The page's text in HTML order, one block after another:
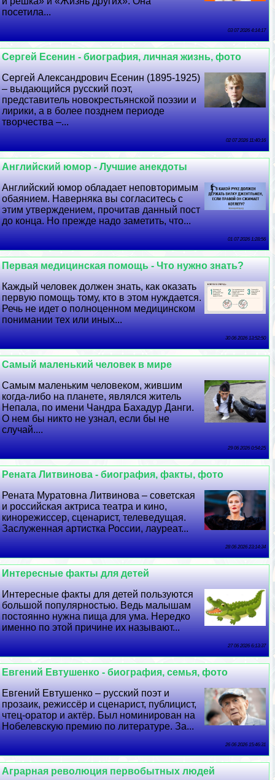
посетила...
03 07 2026 4:14:17
Сергeй Есенин - биография, личная жизнь, фото
Сергeй Александрович Есенин (1895-1925)
– выдающийся русский поэт,
представитель новокрестьянской поэзии и
лирики, а в более позднем периоде
творчества –...
02 07 2026 11:40:16
Английский юмор - Лучшие анекдоты
Английский юмор обладает неповторимым
обаянием. Наверняка вы согласитесь с
этим утверждением, прочитав данный пост
до конца. Но прежде надо заметить, что...
01 07 2026 1:28:56
Первая медицинская помощь - Что нужно знать?
Каждый человек должен знать, как оказать
первую помощь тому, кто в этом нуждается.
Речь не идет о полноценном медицинском
понимании тех или иных...
30 06 2026 13:52:50
Самый маленький человек в мире
Самым маленьким человеком, жившим
когда-либо на планете, являлся житель
Непала, по имени Чандра Бахадур Данги.
О нем бы никто не узнал, если бы не
случай....
29 06 2026 0:54:25
Рената Литвинова - биография, факты, фото
Рената Муратовна Литвинова – советская
и российская актриса театра и кино,
кинорежиссер, сценарист, телеведущая.
Заслуженная артистка России, лауреат...
28 06 2026 23:14:34
Интересные факты для детей
Интересные факты для детей пользуются
большой популярностью. Ведь малышам
постоянно нужна пища для ума. Нередко
именно по этой причине их называют...
27 06 2026 6:13:37
Евгений Евтушенко - биография, семья, фото
Евгений Евтушенко – русский поэт и
прозаик, режиссёр и сценарист, публицист,
чтец-оратор и актёр. Был номинирован на
Нобелевскую премию по литературе. За...
26 06 2026 15:46:31
Аграрная революция первобытных людей